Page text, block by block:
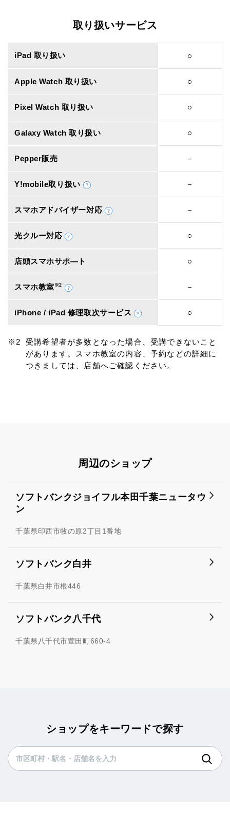
取り扱いサービス
iPad 取り扱い ○
Apple Watch 取り扱い ○
Pixel Watch 取り扱い ○
Galaxy Watch 取り扱い ○
Pepper販売 －
Y!mobile取り扱い －
スマホアドバイザー対応 －
光クルー対応 ○
店頭スマホサポ―ト ○
スマホ教室 ※2 －
iPhone / iPad 修理取次サービス ○
受講希望者が多数となった場合、受講できないこと
があります。スマホ教室の内容、予約などの詳細に
つきましては、店舗へご確認ください。
周辺のショップ
ソフトバンクジョイフル本田千葉ニュータウ
ン
千葉県印西市牧の原2丁目1番地
ソフトバンク白井
千葉県白井市根446
ソフトバンク八千代
千葉県八千代市萱田町660-4
ショップをキーワードで探す